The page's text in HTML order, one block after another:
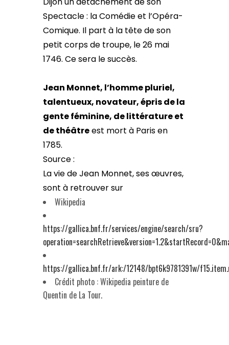
Spectacle : la Comédie et l’Opéra-
Comique. Il part à la tête de son
petit corps de troupe, le 26 mai
1746. Ce sera le succès.
Jean Monnet, l’homme pluriel,
talentueux, novateur, épris de la
gente féminine, de littérature et
de théâtreest mort à Paris en
1785.
Source :
La vie de Jean Monnet, ses œuvres,
sont à retrouver sur
Wikipedia
https://gallica.bnf.fr/services/engine/search/sru?
https://gallica.bnf.fr/ark:/12148/bpt6k9781391w/
Crédit photo : Wikipedia peinture de
Quentin de La Tour.